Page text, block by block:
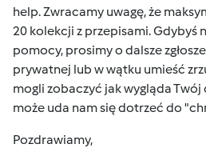
help. Zwracamy uwagę, że
20 kolekcji z przepisami. Gdybyś
pomocy, prosimy o dalsze
prywatnej lub w wątku umieść
mogli zobaczyć jak wygląda
może uda nam się dotrzeć do
Pozdrawiamy,